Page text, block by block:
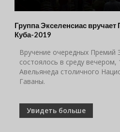
Группа Экселенсиас
Куба-2019
Вручение очередных Премий
состоялось в среду вечером,
Авельянеда столичного
Гаваны.
Увидеть больше